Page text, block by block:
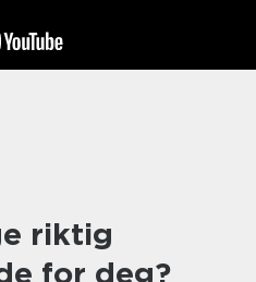
riktig
for deg?